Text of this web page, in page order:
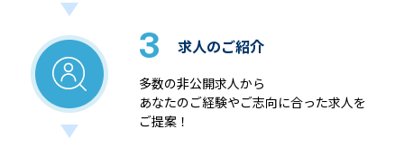
3 求人のご紹介
多数の非公開求人から
あなたのご経験やご志向に合った求人を
ご提案！